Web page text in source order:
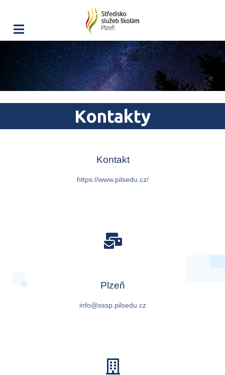
Kontakty
Kontakt
https://www.pilsedu.cz/
Plzeň
info@sssp.pilsedu.cz